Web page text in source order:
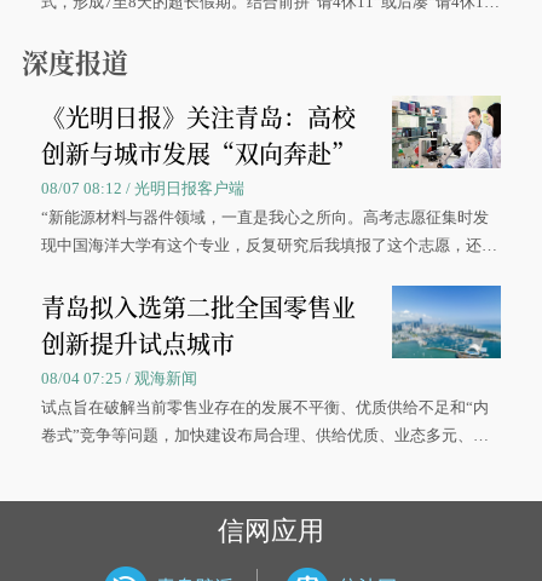
深度报道
《光明日报》关注青岛：高校
创新与城市发展“双向奔赴”
08/07 08:12 / 光明日报客户端
“新能源材料与器件领域，一直是我心之所向。高考志愿征集时发
现中国海洋大学有这个专业，反复研究后我填报了这个志愿，还真
大学材料科学与工程学院材料类专业的录取通知书。
青岛拟入选第二批全国零售业
创新提升试点城市
08/04 07:25 / 观海新闻
试点旨在破解当前零售业存在的发展不平衡、优质供给不足和“内
卷式”竞争等问题，加快建设布局合理、供给优质、业态多元、智
信网应用